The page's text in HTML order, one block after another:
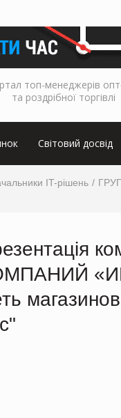
топ-менеджерів
та роздрібної торгівлі
Світовий досвід
IT-рішень